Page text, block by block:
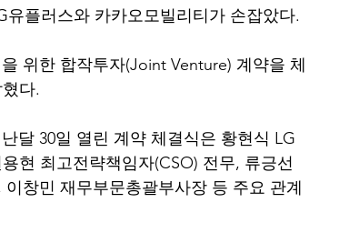
플러스와 카카오모빌리티가 손잡았다.
위한 합작투자(Joint Venture) 계약을 체
다.
달 30일 열린 계약 체결식은 황현식 LG
현 최고전략책임자(CSO) 전무, 류긍선
창민 재무부문총괄부사장 등 주요 관계